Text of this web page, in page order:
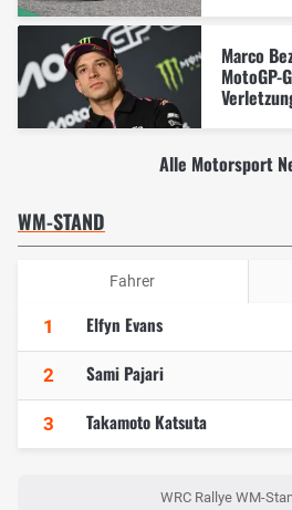
Marco
MotoGP-
Alle Motorsport
WM-STAND
Fahrer
1 Elfyn Evans
2 Sami Pajari
3 Takamoto Katsuta
WRC Rallye WM-